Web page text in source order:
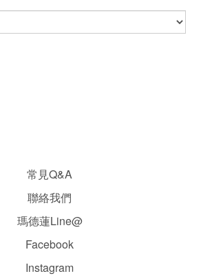
常見Q&A
聯絡我們
瑪德蓮Line@
Facebook
Instagram